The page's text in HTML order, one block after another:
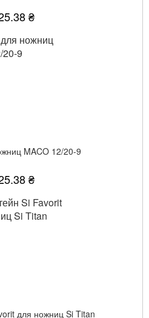
₴
MACO 12/20-9
₴
для ножниц Si Titan